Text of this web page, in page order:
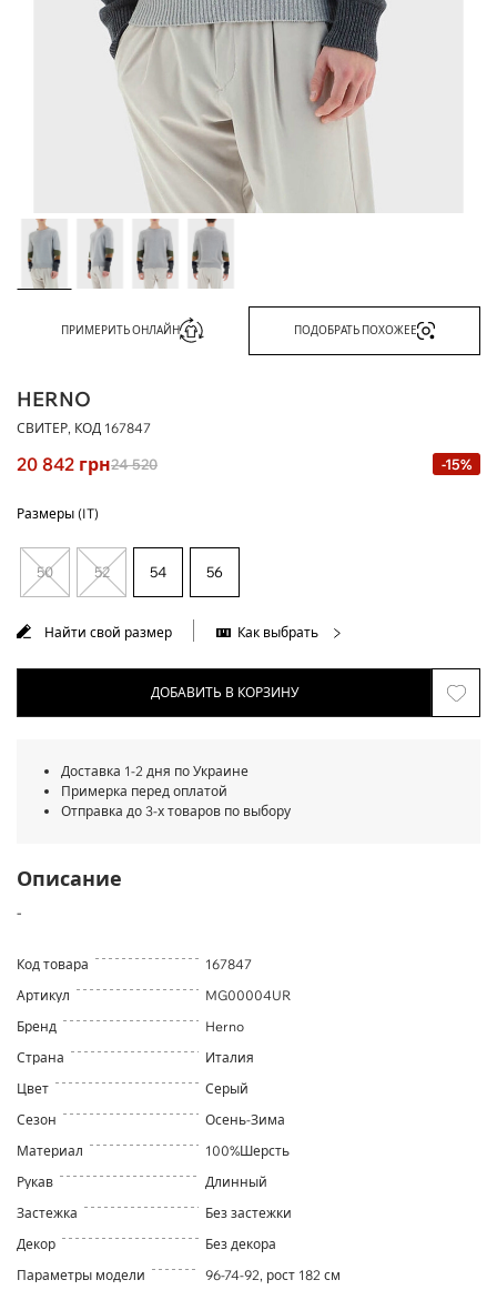
ПРИМЕРИТЬ ОНЛАЙН ПОДОБРАТЬ ПОХОЖЕЕ
HERNO
СВИТЕР, КОД 167847
20 842 грн24 520 -15%
Размеры (IT)
50 52 54 56
Найти свой размер Как выбрать
ДОБАВИТЬ В КОРЗИНУ
Доставка 1-2 дня по Украине
Примерка перед оплатой
Отправка до 3-х товаров по выбору
Описание
-
Код товара
167847
Артикул
MG00004UR
Бренд
Herno
Страна
Италия
Цвет
Серый
Сезон
Осень-Зима
Материал
100%Шерсть
Рукав
Длинный
Застежка
Без застежки
Декор
Без декора
Параметры модели
96-74-92, рост 182 см